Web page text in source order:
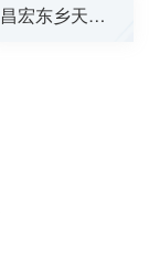
昌宏东乡天然气...